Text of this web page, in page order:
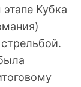
Кубка